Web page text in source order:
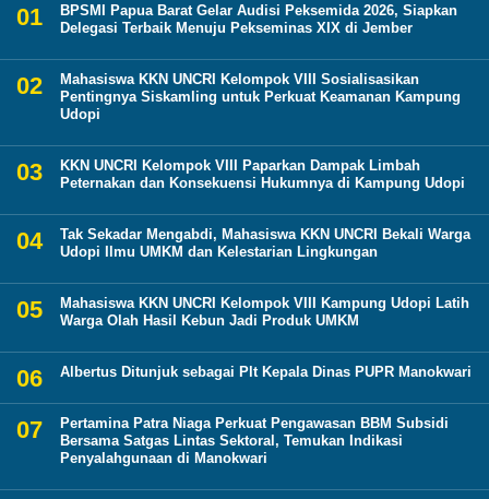
BPSMI Papua Barat Gelar Audisi Peksemida 2026, Siapkan
Delegasi Terbaik Menuju Pekseminas XIX di Jember
Mahasiswa KKN UNCRI Kelompok VIII Sosialisasikan
Pentingnya Siskamling untuk Perkuat Keamanan Kampung
Udopi
KKN UNCRI Kelompok VIII Paparkan Dampak Limbah
Peternakan dan Konsekuensi Hukumnya di Kampung Udopi
Tak Sekadar Mengabdi, Mahasiswa KKN UNCRI Bekali Warga
Udopi Ilmu UMKM dan Kelestarian Lingkungan
Mahasiswa KKN UNCRI Kelompok VIII Kampung Udopi Latih
Warga Olah Hasil Kebun Jadi Produk UMKM
Albertus Ditunjuk sebagai Plt Kepala Dinas PUPR Manokwari
Pertamina Patra Niaga Perkuat Pengawasan BBM Subsidi
Bersama Satgas Lintas Sektoral, Temukan Indikasi
Penyalahgunaan di Manokwari